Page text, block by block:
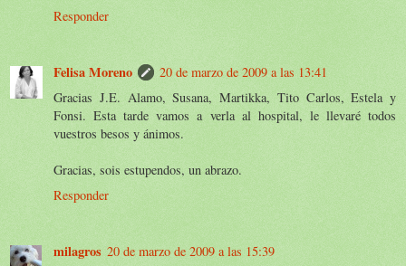
Responder
Felisa Moreno
20 de marzo de 2009 a las 13:41
Gracias J.E. Alamo, Susana, Martikka, Tito Carlos, Estela y
Fonsi. Esta tarde vamos a verla al hospital, le llevaré todos
vuestros besos y ánimos.
Gracias, sois estupendos, un abrazo.
Responder
milagros 20 de marzo de 2009 a las 15:39